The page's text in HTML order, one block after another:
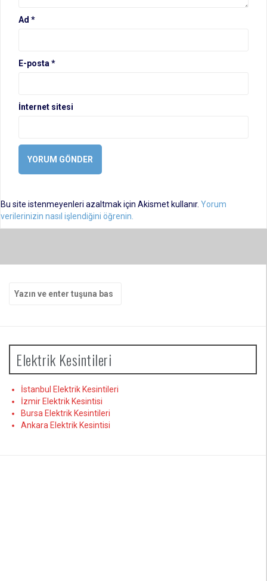
Ad *
E-posta *
İnternet sitesi
Bu site istenmeyenleri azaltmak için Akismet kullanır. Yorum
verilerinizin nasıl işlendiğini öğrenin.
yap:
Elektrik Kesintileri
İstanbul Elektrik Kesintileri
İzmir Elektrik Kesintisi
Bursa Elektrik Kesintileri
Ankara Elektrik Kesintisi